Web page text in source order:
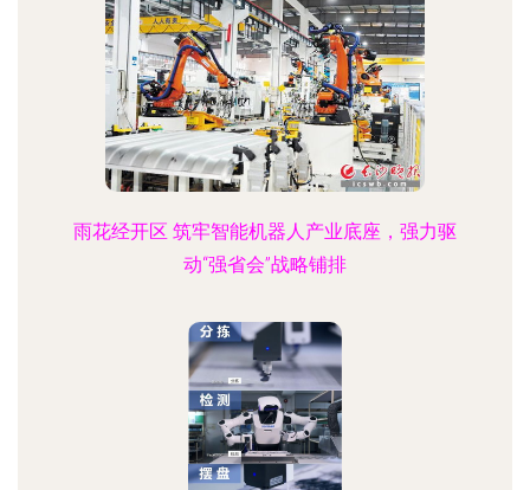
雨花经开区 筑牢智能机器人产业底座，强力驱
动“强省会”战略铺排